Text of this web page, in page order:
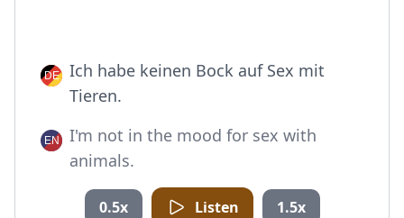
Ich habe keinen Bock auf Sex mit
Tieren.
I'm not in the mood for sex with
animals.
0.5x Listen 1.5x